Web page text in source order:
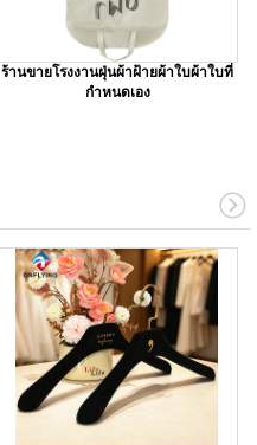
ร้านขายโรงงานฝุ่นผ้าฝ้ายผ้าใบผ้าใบที่
กำหนดเอง